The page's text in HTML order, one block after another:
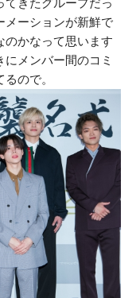
きたグループだっ
メーションが新鮮で
のかなって思います
メンバー間のコミ
ので。